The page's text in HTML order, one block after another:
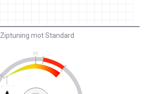
Ziptuning mot Standard